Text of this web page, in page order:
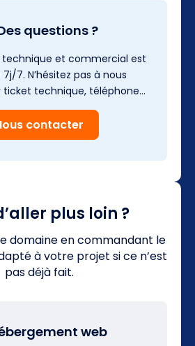
questions ?
technique et commercial est
7. N’hésitez pas à nous
technique, téléphone…
contacter
plus loin ?
domaine en commandant le
à votre projet si ce n’est
pas déjà fait.
web